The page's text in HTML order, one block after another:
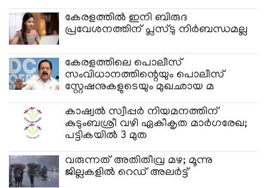
കേരളത്തിൽ ഇനി ബിരുദ
പ്രവേശനത്തിന് പ്ലസ്ടു നിർബന്ധമല്ല
കേരളത്തിലെ പൊലീസ്
സംവിധാനത്തിന്റെയും പൊലീസ്
സ്റ്റേഷനുകളുടെയും മുഖഛായ മ
കാഷ്വൽ സ്വീപ്പർ നിയമനത്തിന്
കുടുംബശ്രീ വഴി ഏകീകൃത മാർഗരേഖ;
പട്ടികയിൽ 3 മുത
വരുന്നത് അതിതീവ്ര മഴ; മൂന്നു
ജില്ലകളിൽ റെഡ് അലർട്ട്